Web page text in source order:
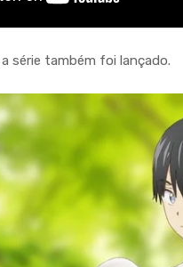
série também foi lançado.